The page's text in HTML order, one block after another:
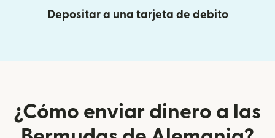
Depositar a una tarjeta de debito
¿Cómo enviar dinero a las